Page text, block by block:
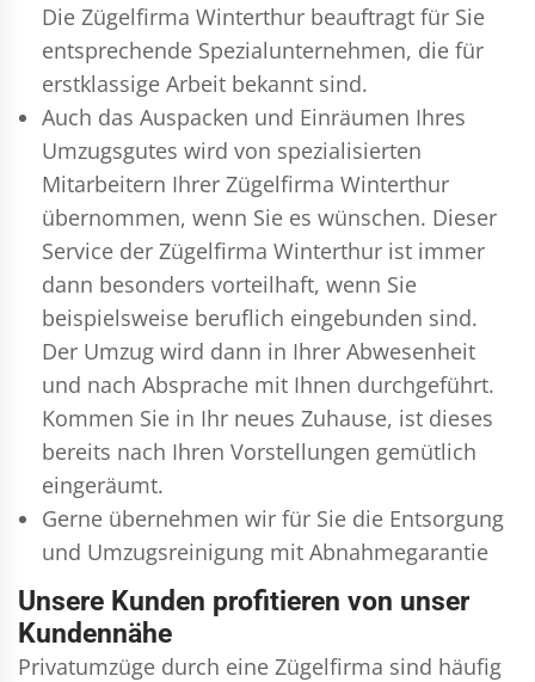
Die Zügelfirma Winterthur beauftragt für Sie
entsprechende Spezialunternehmen, die für
erstklassige Arbeit bekannt sind.
Auch das Auspacken und Einräumen Ihres
Umzugsgutes wird von spezialisierten
Mitarbeitern Ihrer Zügelfirma Winterthur
übernommen, wenn Sie es wünschen. Dieser
Service der Zügelfirma Winterthur ist immer
dann besonders vorteilhaft, wenn Sie
beispielsweise beruflich eingebunden sind.
Der Umzug wird dann in Ihrer Abwesenheit
und nach Absprache mit Ihnen durchgeführt.
Kommen Sie in Ihr neues Zuhause, ist dieses
bereits nach Ihren Vorstellungen gemütlich
eingeräumt.
Gerne übernehmen wir für Sie die Entsorgung
und Umzugsreinigung mit Abnahmegarantie
Unsere Kunden profitieren von unser
Kundennähe
Privatumzüge durch eine Zügelfirma sind häufig